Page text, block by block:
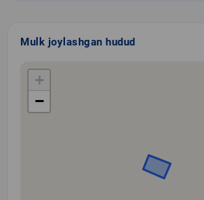
Mulk joylashgan hudud
+
−